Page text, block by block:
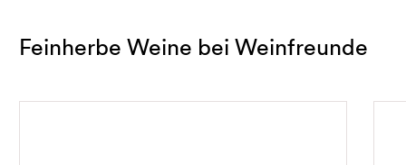
Feinherbe Weine bei Weinfreunde